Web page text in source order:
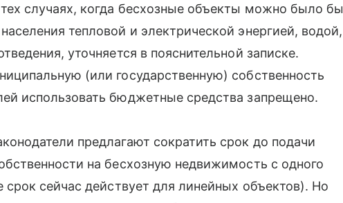
случаях, когда бесхозные объекты можно было бы
тепловой и электрической энергией, водой,
уточняется в пояснительной записке.
(или государственную) собственность
использовать бюджетные средства запрещено.
предлагают сократить срок до подачи
на бесхозную недвижимость с одного
сейчас действует для линейных объектов). Но